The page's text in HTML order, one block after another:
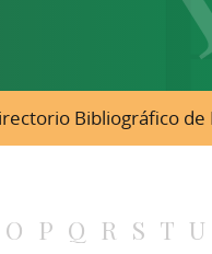
Bibliográfico de
O P Q R S T U